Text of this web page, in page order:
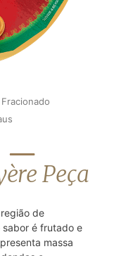
Peça
de
sabor é frutado e
massa